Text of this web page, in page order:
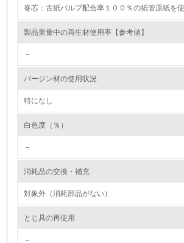
5.
環境取り組み体制と成果を定期的に検証して次の
境対策を理解し、実践している
環境活動に関する規格やプログラムを導入してい
巻芯：古紙パルプ配合率１００％の紙管原紙を
製品重量中の再生材使用率【参考値】
－
バージン材の使用状況
特になし
白色度（％）
－
消耗品の交換・補充
対象外（消耗部品がない）
とじ具の再使用
－